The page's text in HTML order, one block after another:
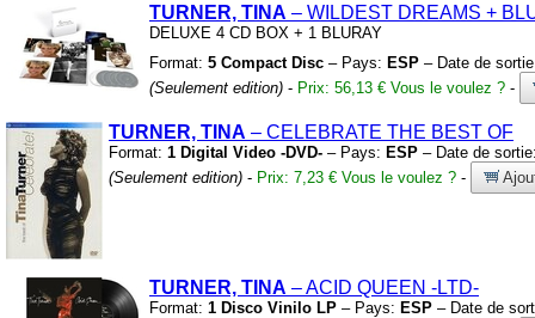
TURNER, TINA – WILDEST DREAMS +
DELUXE 4 CD BOX + 1 BLURAY
Format: 5 Compact Disc – Pays: ESP – Date de
(Seulement edition) - Prix: 56,13 € Vous le voulez ? -
TURNER, TINA – CELEBRATE THE BEST OF
Format: 1 Digital Video -DVD- – Pays: ESP – Date de
(Seulement edition) - Prix: 7,23 € Vous le voulez ? -
TURNER, TINA – ACID QUEEN -LTD-
Format: 1 Disco Vinilo LP – Pays: ESP – Date de